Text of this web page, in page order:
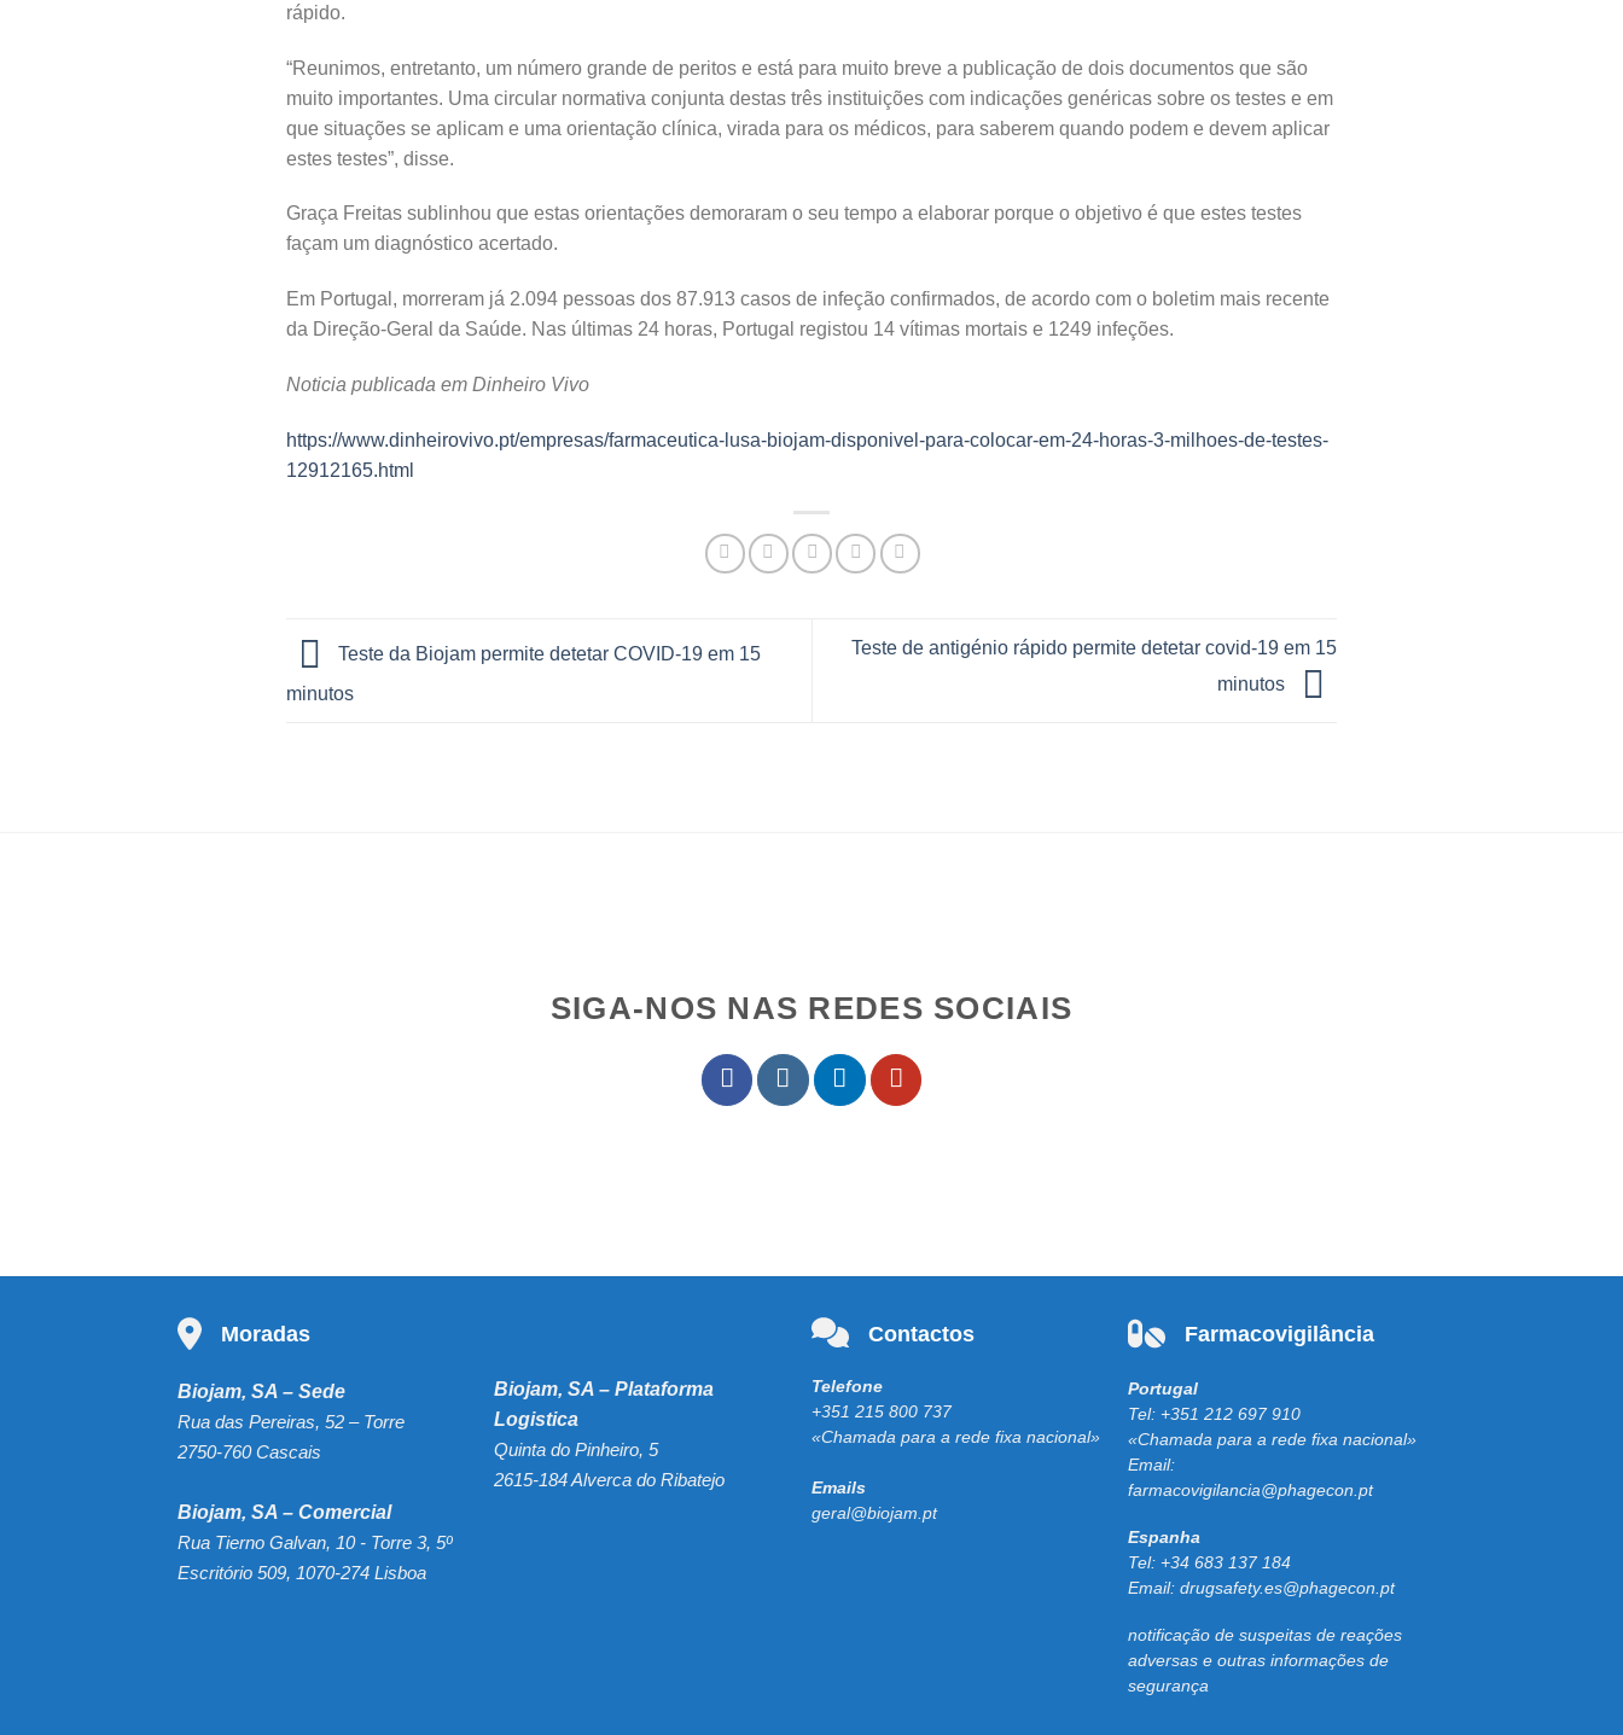
rápido.
“Reunimos, entretanto, um número grande de peritos e está para muito breve a publicação de dois documentos que são
muito importantes. Uma circular normativa conjunta destas três instituições com indicações genéricas sobre os testes e em
que situações se aplicam e uma orientação clínica, virada para os médicos, para saberem quando podem e devem aplicar
estes testes”, disse.
Graça Freitas sublinhou que estas orientações demoraram o seu tempo a elaborar porque o objetivo é que estes testes
façam um diagnóstico acertado.
Em Portugal, morreram já 2.094 pessoas dos 87.913 casos de infeção confirmados, de acordo com o boletim mais recente
da Direção-Geral da Saúde. Nas últimas 24 horas, Portugal registou 14 vítimas mortais e 1249 infeções.
Noticia publicada em Dinheiro Vivo
https://www.dinheirovivo.pt/empresas/farmaceutica-lusa-biojam-disponivel-para-colocar-em-24-horas-3-milhoes-de-testes-
12912165.html
Teste da Biojam permite detetar COVID-19 em 15
minutos
Teste de antigénio rápido permite detetar covid-19 em 15
minutos
SIGA-NOS NAS REDES SOCIAIS
Moradas
Biojam, SA – Sede
Rua das Pereiras, 52 – Torre
2750-760 Cascais
Biojam, SA – Comercial
Rua Tierno Galvan, 10 - Torre 3, 5º
Escritório 509, 1070-274 Lisboa
Biojam, SA – Plataforma
Logistica
Quinta do Pinheiro, 5
2615-184 Alverca do Ribatejo
Contactos
Telefone
+351 215 800 737
«Chamada para a rede fixa nacional»
Emails
geral@biojam.pt
Farmacovigilância
Portugal
Tel: +351 212 697 910
«Chamada para a rede fixa nacional»
Email:
farmacovigilancia@phagecon.pt
Espanha
Tel: +34 683 137 184
Email:drugsafety.es@phagecon.pt
notificação de suspeitas de reações
adversas e outras informações de
segurança